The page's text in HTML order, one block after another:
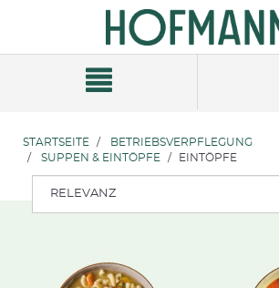
Navigationsmenü
STARTSEITE
BETRIEBSVERPFLEGUNG
SUPPEN & EINTÖPFE
EINTÖPFE